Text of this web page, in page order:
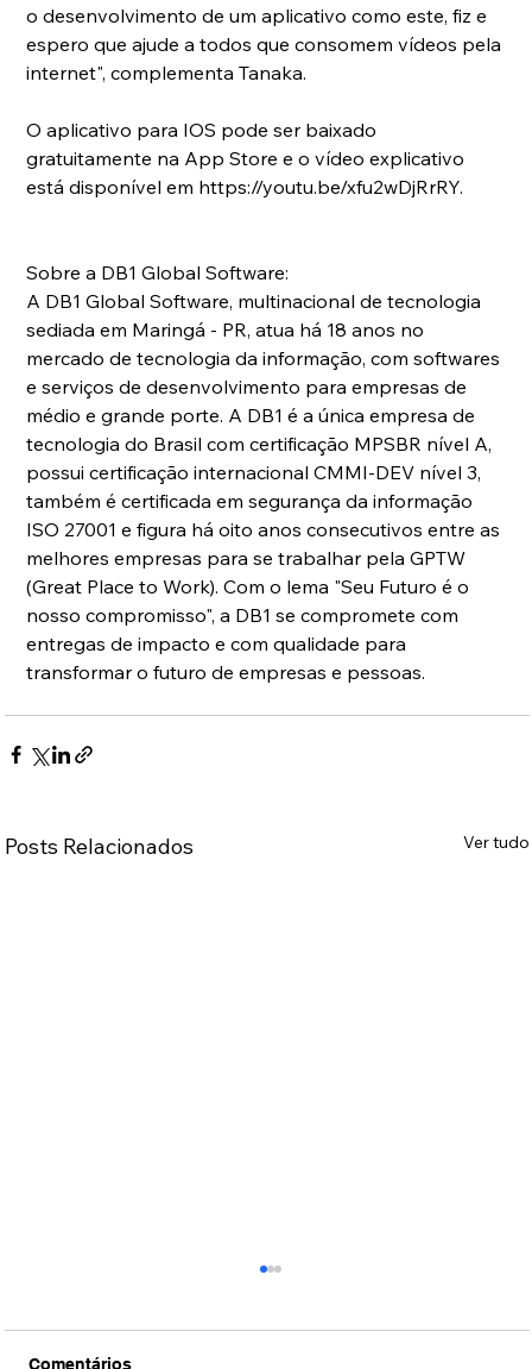
o desenvolvimento de um aplicativo como este, fiz e
espero que ajude a todos que consomem vídeos pela
internet", complementa Tanaka.
O aplicativo para IOS pode ser baixado
gratuitamente na App Store e o vídeo explicativo
está disponível em https://youtu.be/xfu2wDjRrRY.
Sobre a DB1 Global Software:
A DB1 Global Software, multinacional de tecnologia
sediada em Maringá - PR, atua há 18 anos no
mercado de tecnologia da informação, com softwares
e serviços de desenvolvimento para empresas de
médio e grande porte. A DB1 é a única empresa de
tecnologia do Brasil com certificação MPSBR nível A,
possui certificação internacional CMMI-DEV nível 3,
também é certificada em segurança da informação
ISO 27001 e figura há oito anos consecutivos entre as
melhores empresas para se trabalhar pela GPTW
(Great Place to Work). Com o lema "Seu Futuro é o
nosso compromisso", a DB1 se compromete com
entregas de impacto e com qualidade para
transformar o futuro de empresas e pessoas.
Posts Relacionados Ver tudo
Comentários